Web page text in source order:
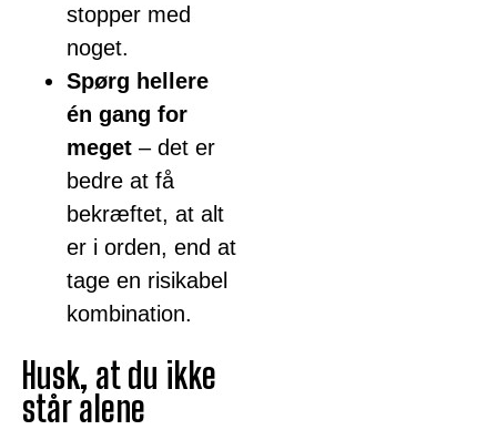
stopper med
noget.
Spørg hellere
én gang for
meget – det er
bedre at få
bekræftet, at alt
er i orden, end at
tage en risikabel
kombination.
Husk, at du ikke
står alene